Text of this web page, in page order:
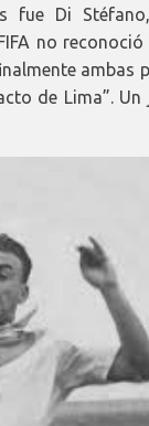
fue Di
no
ambas
de Lima”. Un